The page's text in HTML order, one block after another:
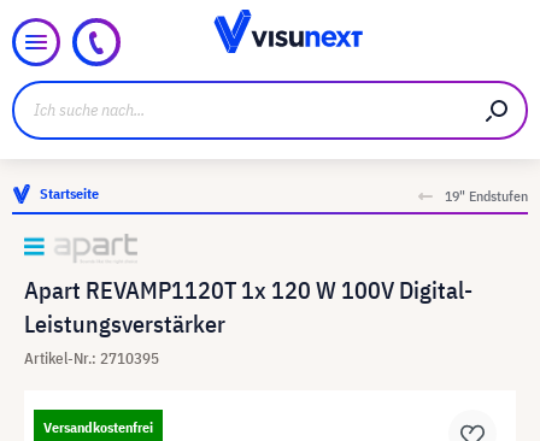
Startseite 19" Endstufen
Apart REVAMP1120T 1x 120 W 100V Digital-
Leistungsverstärker
Artikel-Nr.: 2710395
Versandkostenfrei